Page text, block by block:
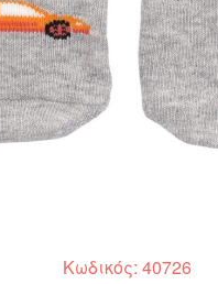
Κωδικός: 40726